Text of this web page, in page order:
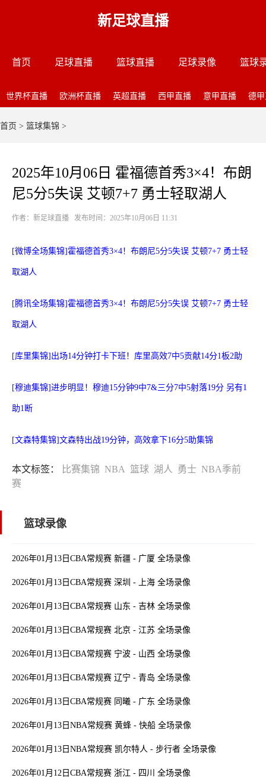
新足球直播
首页 足球直播 篮球直播 足球录像 篮球
世界杯直播 欧洲杯直播 英超直播 西甲直播 意甲直播 德
首页 > 篮球集锦 >
2025年10月06日 霍福德首秀3×4！布朗
尼5分5失误 艾顿7+7 勇士轻取湖人
作者：新足球直播 发布时间：2025年10月06日 11:31
[微博全场集锦]霍福德首秀3×4！布朗尼5分5失误 艾顿7+7 勇士轻
取湖人
[腾讯全场集锦]霍福德首秀3×4！布朗尼5分5失误 艾顿7+7 勇士轻
取湖人
[库里集锦]出场14分钟打卡下班！库里高效7中5贡献14分1板2助
[穆迪集锦]进步明显！穆迪15分钟9中7&三分7中5射落19分 另有1
助1断
[文森特集锦]文森特出战19分钟，高效拿下16分5助集锦
本文标签： 比赛集锦 NBA 篮球 湖人 勇士 NBA季前
赛
篮球录像
2026年01月13日CBA常规赛 新疆 - 广厦 全场录像
2026年01月13日CBA常规赛 深圳 - 上海 全场录像
2026年01月13日CBA常规赛 山东 - 吉林 全场录像
2026年01月13日CBA常规赛 北京 - 江苏 全场录像
2026年01月13日CBA常规赛 宁波 - 山西 全场录像
2026年01月13日CBA常规赛 辽宁 - 青岛 全场录像
2026年01月13日CBA常规赛 同曦 - 广东 全场录像
2026年01月13日NBA常规赛 黄蜂 - 快船 全场录像
2026年01月13日NBA常规赛 凯尔特人 - 步行者 全场录像
2026年01月12日CBA常规赛 浙江 - 四川 全场录像